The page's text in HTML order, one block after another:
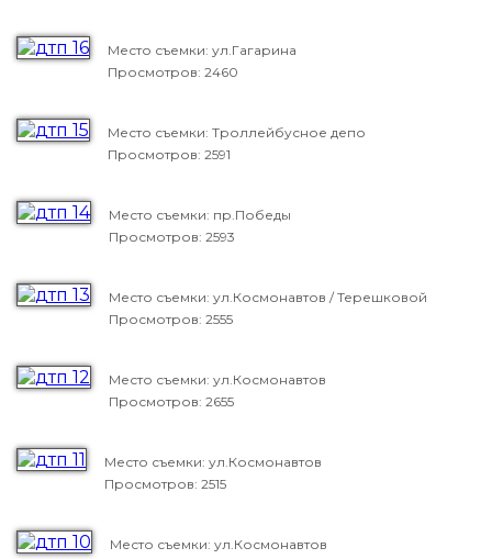
Место съемки: ул.Гагарина
Просмотров: 2460
Место съемки: Троллейбусное депо
Просмотров: 2591
Место съемки: пр.Победы
Просмотров: 2593
Место съемки: ул.Космонавтов / Терешковой
Просмотров: 2555
Место съемки: ул.Космонавтов
Просмотров: 2655
Место съемки: ул.Космонавтов
Просмотров: 2515
Место съемки: ул.Космонавтов